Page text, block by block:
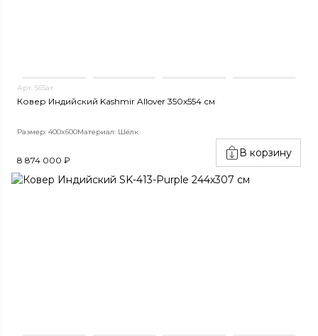
Арт. 565ат
Ковер Индийский Kashmir Allover 350x554 см
Размер: 400x600Материал: Шёлк
8 874 000 ₽
В корзину